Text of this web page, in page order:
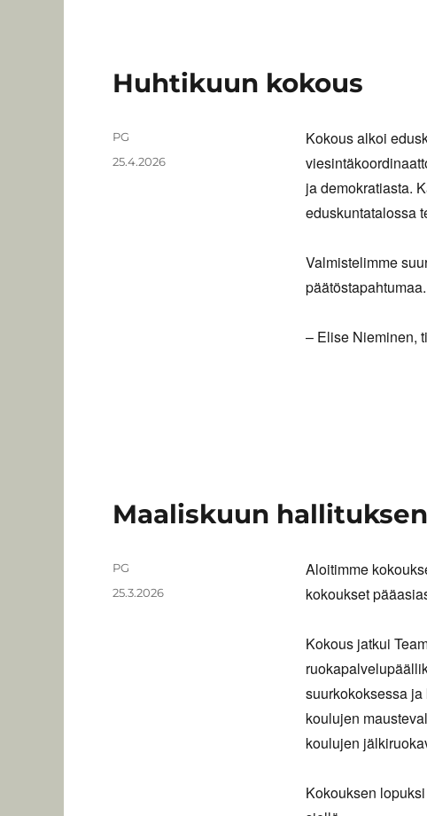
Huhtikuun kokous
Kokous alkoi
ja demokratiasta.
eduskuntatalossa
Valmistelimme
päätöstapahtumaa.
– Elise Nieminen,
Kirjoittaja
PG
Julkaistu
25.4.2026
Maaliskuun
Aloitimme
kokoukset
Kokous jatkui
suurkokoksessa
koulujen
koulujen
Kokouksen
Kirjoittaja
PG
Julkaistu
25.3.2026